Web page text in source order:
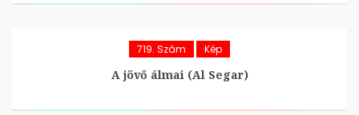
719. Szám Kép
A jövő álmai (Al Segar)